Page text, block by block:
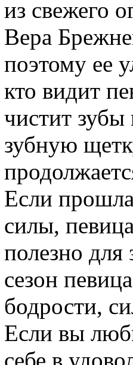
из свежего
Вера
поэтому ее
кто видит
чистит
зубную
Если
силы,
полезно
сезон
бодрости,
Если вы
себе в